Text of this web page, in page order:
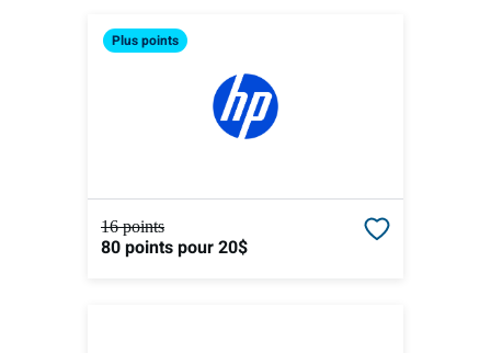
Pluspoints
16 points
80 pointspour 20$